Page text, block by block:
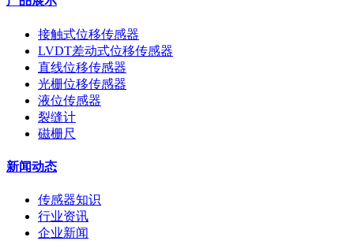
接触式位移传感器
LVDT差动式位移传感器
直线位移传感器
光栅位移传感器
液位传感器
裂缝计
磁栅尺
新闻动态
传感器知识
行业资讯
企业新闻